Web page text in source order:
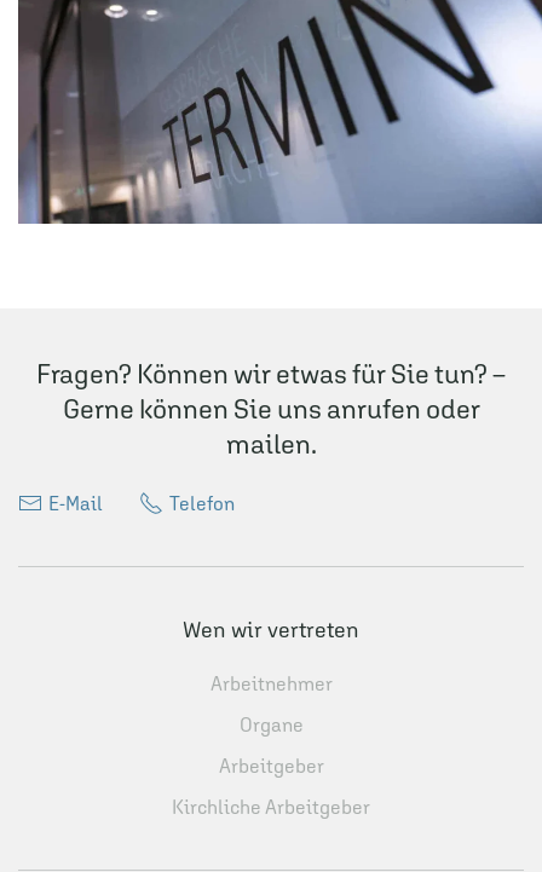
Fragen? Können wir etwas für Sie tun? –
Gerne können Sie uns anrufen oder
mailen.
E-Mail Telefon
Wen wir vertreten
Arbeitnehmer
Organe
Arbeitgeber
Kirchliche Arbeitgeber